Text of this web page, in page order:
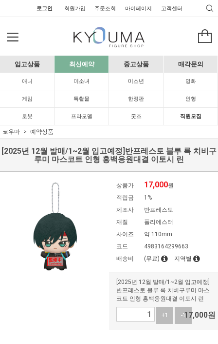
로그인 회원가입 주문조회 마이페이지 고객센터
입고상품 최신예약 중고상품 매각문의
애니 미소녀 미소년 영화
게임 특촬물 한정판 인형
로봇 프라모델 굿즈 직원모집
쿄우마 예약상품
[2025년 12월 발매/1~2월 입고예정]반프레스토 블루 록 치비구
루미 마스코트 인형 홍백응원대결 이토시 린
상품가 17,000원
적립금
1%
제조사
반프레스토
재질
폴리에스터
사이즈
약 110mm
코드
4983164299663
배송비
(무료) 지역별
[2025년 12월 발매/1~2월 입고예정]
반프레스토 블루 록 치비구루미 마스
코트 인형 홍백응원대결 이토시 린
+1 -117,000원